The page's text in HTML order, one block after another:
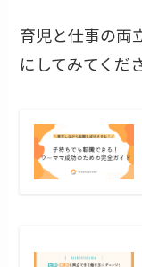
育児と仕事の両
にしてみてくだ